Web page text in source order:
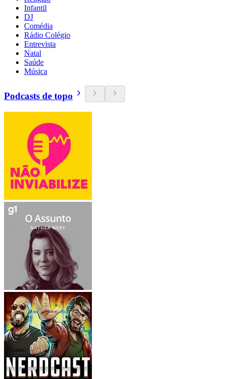
Infantil
DJ
Comédia
Rádio Colégio
Entrevista
Natal
Saúde
Música
Podcasts de topo